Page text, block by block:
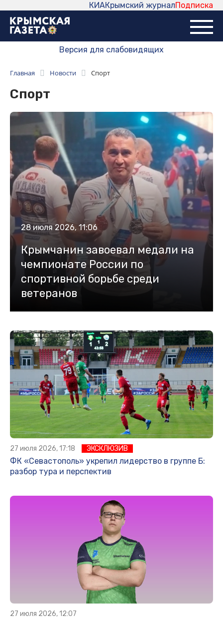
Подписка
Крымский журнал
КИА
Версия для слабовидящих
Главная Новости Спорт
Спорт
28 июля 2026, 11:06
Крымчанин завоевал медали на
чемпионате России по
спортивной борьбе среди
ветеранов
27 июля 2026, 17:18 ЭКСКЛЮЗИВ
ФК «Севастополь» укрепил лидерство в группе Б:
разбор тура и перспектив
27 июля 2026, 12:07